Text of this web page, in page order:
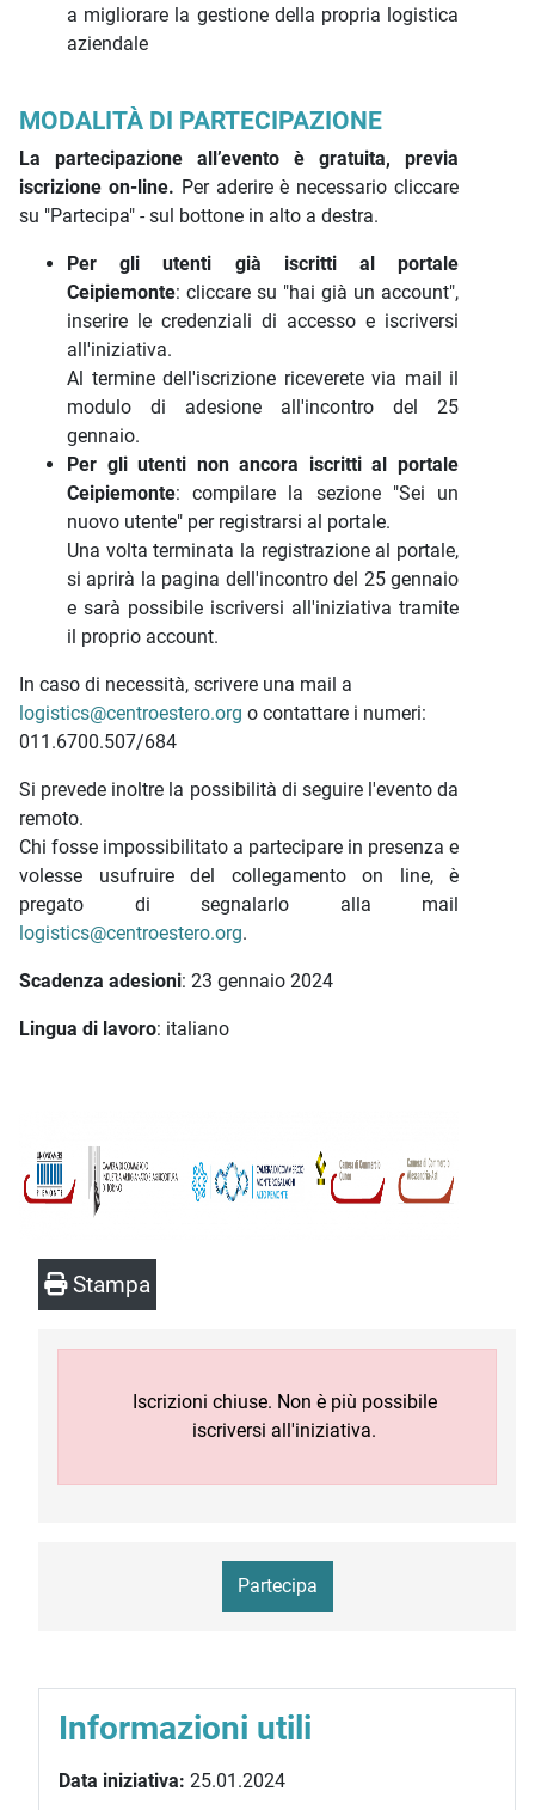
a migliorare la gestione della propria logistica
aziendale
MODALITÀ DI PARTECIPAZIONE
La partecipazione all’evento è gratuita, previa
iscrizione on-line. Per aderire è necessario cliccare
su "Partecipa" - sul bottone in alto a destra.
Per gli utenti già iscritti al portale
Ceipiemonte: cliccare su "hai già un account",
inserire le credenziali di accesso e iscriversi
all'iniziativa.
Al termine dell'iscrizione riceverete via mail il
modulo di adesione all'incontro del 25
gennaio.
Per gli utenti non ancora iscritti al portale
Ceipiemonte: compilare la sezione "Sei un
nuovo utente" per registrarsi al portale.
Una volta terminata la registrazione al portale,
si aprirà la pagina dell'incontro del 25 gennaio
e sarà possibile iscriversi all'iniziativa tramite
il proprio account.
In caso di necessità, scrivere una mail a
logistics@centroestero.org o contattare i numeri:
011.6700.507/684
Si prevede inoltre la possibilità di seguire l'evento da
remoto.
Chi fosse impossibilitato a partecipare in presenza e
volesse usufruire del collegamento on line, è
pregato di segnalarlo alla mail
logistics@centroestero.org.
Scadenza adesioni: 23 gennaio 2024
Lingua di lavoro: italiano
Stampa
Iscrizioni chiuse. Non è più possibile
iscriversi all'iniziativa.
Partecipa
Informazioni utili
Data iniziativa: 25.01.2024